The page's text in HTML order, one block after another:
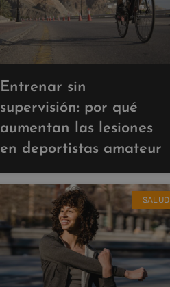
Entrenar sin
supervisión: por qué
aumentan las lesiones
en deportistas amateur
SALUD